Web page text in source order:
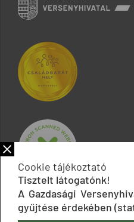
Cookie tájékoztató
Tisztelt látogatónk!
A Gazdasági
gyűjtése érdekében